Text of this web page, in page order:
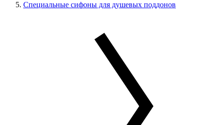
Специальные сифоны для душевых поддонов